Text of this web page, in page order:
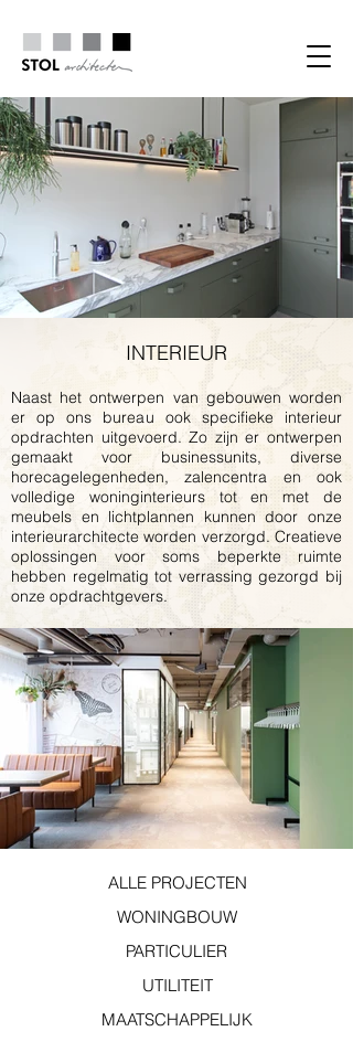
INTERIEUR
Naast het ontwerpen van gebouwen worden
er op ons bureau ook specifieke interieur
opdrachten uitgevoerd. Zo zijn er ontwerpen
gemaakt voor businessunits, diverse
horecagelegenheden, zalencentra en ook
volledige woninginterieurs tot en met de
meubels en lichtplannen kunnen door onze
interieurarchitecte worden verzorgd. Creatieve
oplossingen voor soms beperkte ruimte
hebben regelmatig tot verrassing gezorgd bij
onze opdrachtgevers.
ALLE PROJECTEN
WONINGBOUW
PARTICULIER
UTILITEIT
MAATSCHAPPELIJK